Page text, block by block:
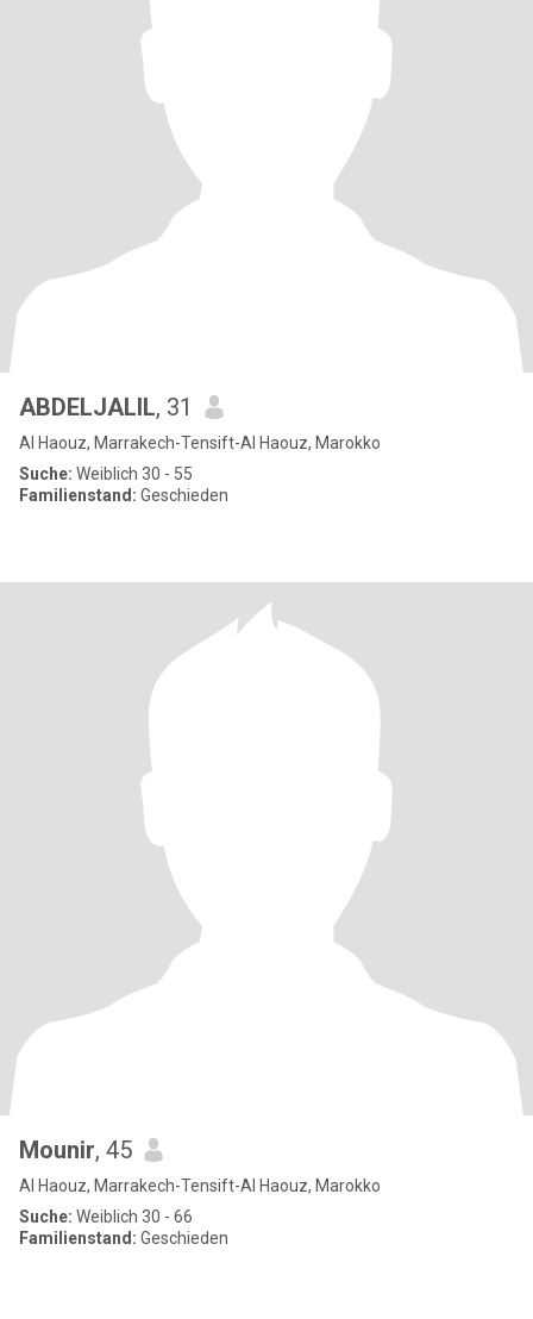
ABDELJALIL, 31
Al Haouz, Marrakech-Tensift-Al Haouz, Marokko
Suche: Weiblich 30 - 55
Familienstand: Geschieden
Mounir, 45
Al Haouz, Marrakech-Tensift-Al Haouz, Marokko
Suche: Weiblich 30 - 66
Familienstand: Geschieden